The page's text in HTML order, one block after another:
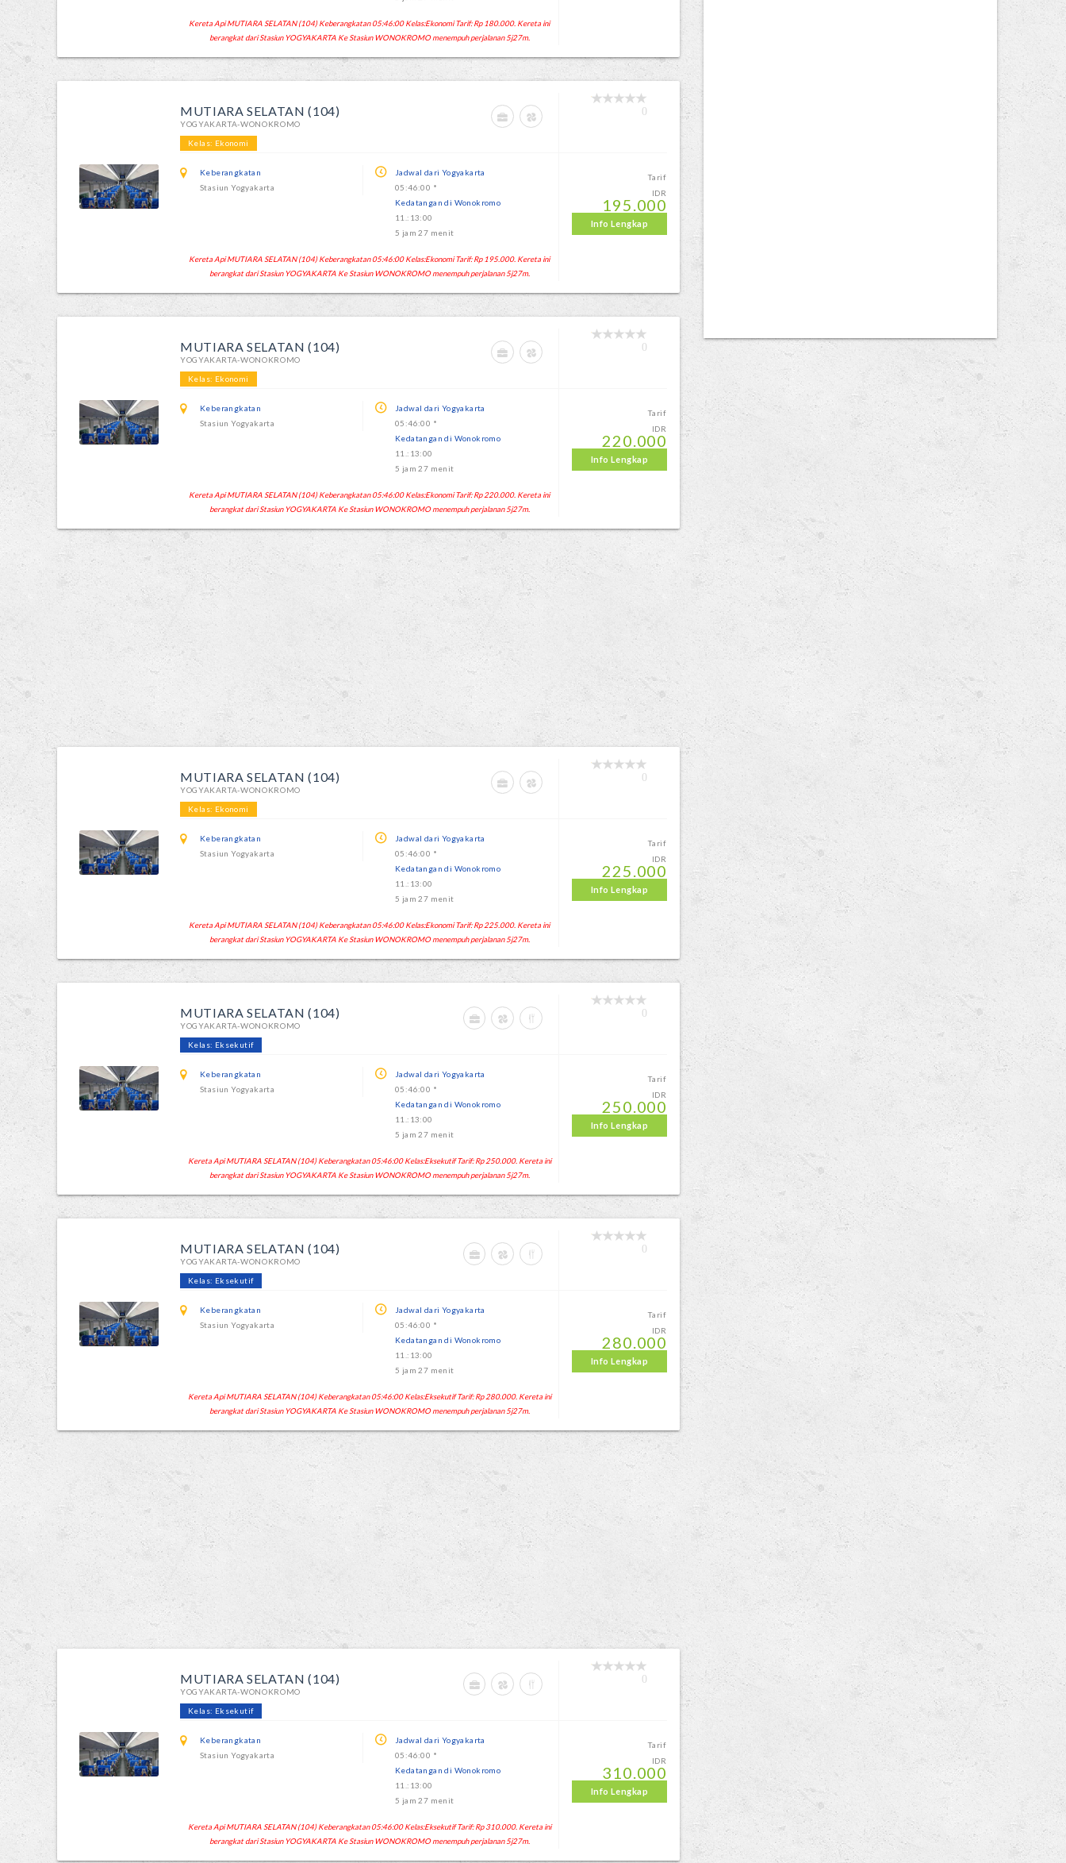
Kereta Api MUTIARA SELATAN (104) Keberangkatan 05:46:00 Kelas:Ekonomi Tarif: Rp 180.000. Kereta ini
berangkat dari Stasiun YOGYAKARTA Ke Stasiun WONOKROMO menempuh perjalanan 5j27m.
MUTIARA SELATAN (104)
YOGYAKARTA-WONOKROMO
Kelas: Ekonomi
0
Keberangkatan
Stasiun Yogyakarta
Jadwal dari Yogyakarta
05:46:00 *
Kedatangan di Wonokromo
11.:13:00
5 jam 27 menit
Tarif
IDR
195.000
Info Lengkap
Kereta Api MUTIARA SELATAN (104) Keberangkatan 05:46:00 Kelas:Ekonomi Tarif: Rp 195.000. Kereta ini
berangkat dari Stasiun YOGYAKARTA Ke Stasiun WONOKROMO menempuh perjalanan 5j27m.
MUTIARA SELATAN (104)
YOGYAKARTA-WONOKROMO
Kelas: Ekonomi
0
Keberangkatan
Stasiun Yogyakarta
Jadwal dari Yogyakarta
05:46:00 *
Kedatangan di Wonokromo
11.:13:00
5 jam 27 menit
Tarif
IDR
220.000
Info Lengkap
Kereta Api MUTIARA SELATAN (104) Keberangkatan 05:46:00 Kelas:Ekonomi Tarif: Rp 220.000. Kereta ini
berangkat dari Stasiun YOGYAKARTA Ke Stasiun WONOKROMO menempuh perjalanan 5j27m.
MUTIARA SELATAN (104)
YOGYAKARTA-WONOKROMO
Kelas: Ekonomi
0
Keberangkatan
Stasiun Yogyakarta
Jadwal dari Yogyakarta
05:46:00 *
Kedatangan di Wonokromo
11.:13:00
5 jam 27 menit
Tarif
IDR
225.000
Info Lengkap
Kereta Api MUTIARA SELATAN (104) Keberangkatan 05:46:00 Kelas:Ekonomi Tarif: Rp 225.000. Kereta ini
berangkat dari Stasiun YOGYAKARTA Ke Stasiun WONOKROMO menempuh perjalanan 5j27m.
MUTIARA SELATAN (104)
YOGYAKARTA-WONOKROMO
Kelas: Eksekutif
0
Keberangkatan
Stasiun Yogyakarta
Jadwal dari Yogyakarta
05:46:00 *
Kedatangan di Wonokromo
11.:13:00
5 jam 27 menit
Tarif
IDR
250.000
Info Lengkap
Kereta Api MUTIARA SELATAN (104) Keberangkatan 05:46:00 Kelas:Eksekutif Tarif: Rp 250.000. Kereta ini
berangkat dari Stasiun YOGYAKARTA Ke Stasiun WONOKROMO menempuh perjalanan 5j27m.
MUTIARA SELATAN (104)
YOGYAKARTA-WONOKROMO
Kelas: Eksekutif
0
Keberangkatan
Stasiun Yogyakarta
Jadwal dari Yogyakarta
05:46:00 *
Kedatangan di Wonokromo
11.:13:00
5 jam 27 menit
Tarif
IDR
280.000
Info Lengkap
Kereta Api MUTIARA SELATAN (104) Keberangkatan 05:46:00 Kelas:Eksekutif Tarif: Rp 280.000. Kereta ini
berangkat dari Stasiun YOGYAKARTA Ke Stasiun WONOKROMO menempuh perjalanan 5j27m.
MUTIARA SELATAN (104)
YOGYAKARTA-WONOKROMO
Kelas: Eksekutif
0
Keberangkatan
Stasiun Yogyakarta
Jadwal dari Yogyakarta
05:46:00 *
Kedatangan di Wonokromo
11.:13:00
5 jam 27 menit
Tarif
IDR
310.000
Info Lengkap
Kereta Api MUTIARA SELATAN (104) Keberangkatan 05:46:00 Kelas:Eksekutif Tarif: Rp 310.000. Kereta ini
berangkat dari Stasiun YOGYAKARTA Ke Stasiun WONOKROMO menempuh perjalanan 5j27m.